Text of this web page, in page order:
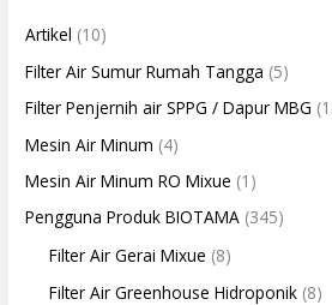
Artikel (10)
Filter Air Sumur Rumah Tangga (5)
Filter Penjernih air SPPG / Dapur MBG
Mesin Air Minum (4)
Mesin Air Minum RO Mixue (1)
Pengguna Produk BIOTAMA (345)
Filter Air Gerai Mixue (8)
Filter Air Greenhouse Hidroponik (8)